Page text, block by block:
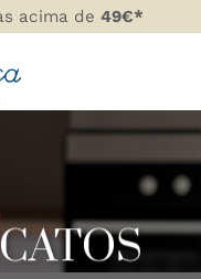
acima de 49€*